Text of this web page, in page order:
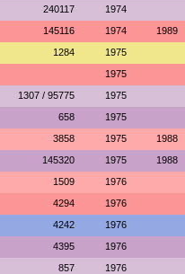
240117 1974
145116 1974 1989
1284 1975
1975
1307 / 95775 1975
658 1975
3858 1975 1988
145320 1975 1988
1509 1976
4294 1976
4242 1976
4395 1976
857 1976